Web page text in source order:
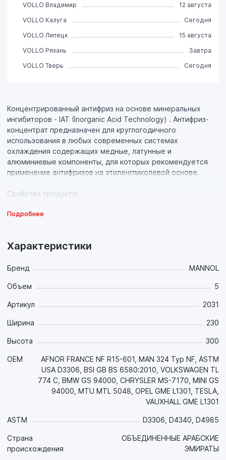
Концентрированный антифриз на основе минеральных
ингибиторов - IAT (Inorganic Acid Technology) . Антифриз-
концентрат предназначен для круглогодичного
использования в любых современных системах
охлаждения содержащих медные, латунные и
алюминиевые компоненты, для которых рекомендуется
применение антифризов на этиленгликолевой основе.
Свойства продукта:
(латунь, медь, легированная сталь, чугун, алюминий) от
поверхностей современных двигателей. Придает
концентрации от 30%;
- Обладает отличной теплопроводностью и стойкостью к
пенообразованию;
- Нейтрален к прокладкам и шлангам, совместим со всеми
типами резиновых и пластиковых деталей системы
- Не содержит в своем составе нитратов, фосфатов,
Цвет: синий.
Срок службы: 3 года.
Соблюдайте предписания производителя, указанные в
руководстве по эксплуатации!
Подробнее
Характеристики
Бренд MANNOL
Объем 5
Артикул 2031
Ширина 230
Высота 300
OEM
AFNOR FRANCE NF R15-601, MAN 324 Typ NF, ASTM
USA D3306, BSI GB BS 6580:2010, VOLKSWAGEN TL
774 C, BMW GS 94000, CHRYSLER MS-7170, MINI GS
94000, MTU MTL 5048, OPEL GME L1301, TESLA,
VAUXHALL GME L1301
ASTM D3306, D4340, D4985
Страна
происхождения
ОБЪЕДИНЕННЫЕ АРАБСКИЕ
ЭМИРАТЫ
VOLLO Владимир
12 августа
VOLLO Калуга
Сегодня
VOLLO Липецк
15 августа
VOLLO Рязань
Завтра
VOLLO Тверь
Сегодня